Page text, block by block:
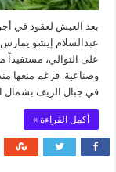
بعد العيش لعقود في
عبدالسلام إيشو يمارس
على التوالي، مستفيداً
في جبال الريف بشمال
أكمل القراءة »